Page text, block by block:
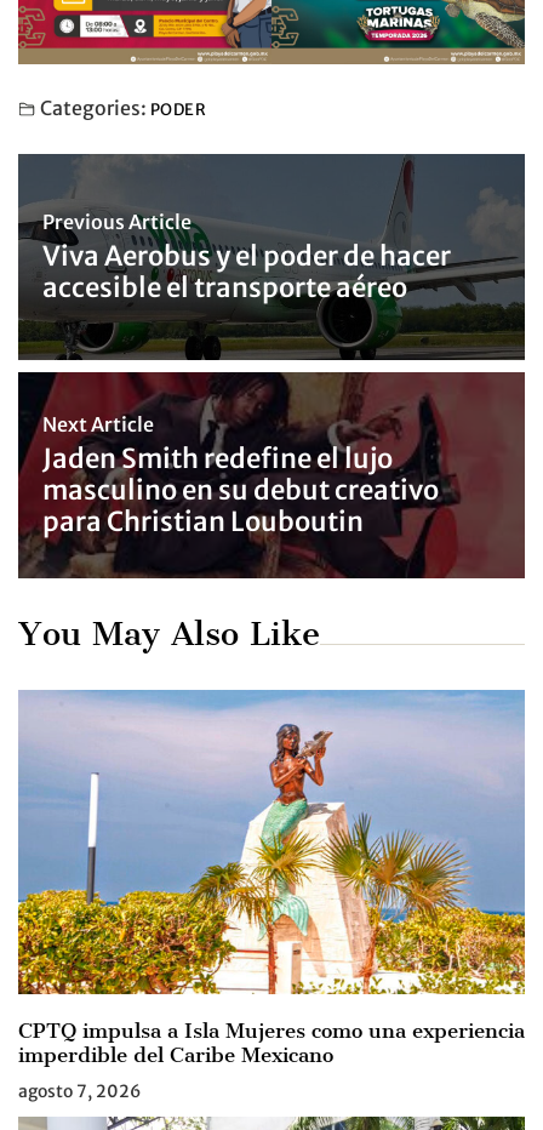
Categories: PODER
Previous Article
Viva Aerobus y el poder de hacer
accesible el transporte aéreo
Next Article
Jaden Smith redefine el lujo
masculino en su debut creativo
para Christian Louboutin
You May Also Like
CPTQ impulsa a Isla Mujeres como una experiencia
imperdible del Caribe Mexicano
agosto 7, 2026